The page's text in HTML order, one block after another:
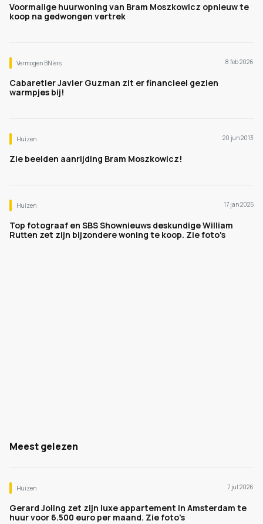
Voormalige huurwoning van Bram Moszkowicz opnieuw te
koop na gedwongen vertrek
Vermogen BN’ers 8 feb 2026
Cabaretier Javier Guzman zit er financieel gezien
warmpjes bij!
Huizen 20 jun 2013
Zie beelden aanrijding Bram Moszkowicz!
Huizen 17 jan 2025
Top fotograaf en SBS Shownieuws deskundige William
Rutten zet zijn bijzondere woning te koop. Zie foto's
Meest gelezen
Huizen 7 jul 2026
Gerard Joling zet zijn luxe appartement in Amsterdam te
huur voor 6.500 euro per maand. Zie foto's